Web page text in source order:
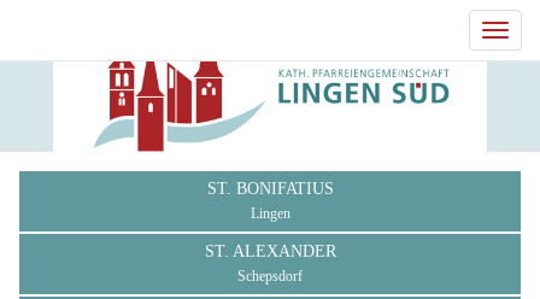
ST. BONIFATIUS
Lingen
ST. ALEXANDER
Schepsdorf